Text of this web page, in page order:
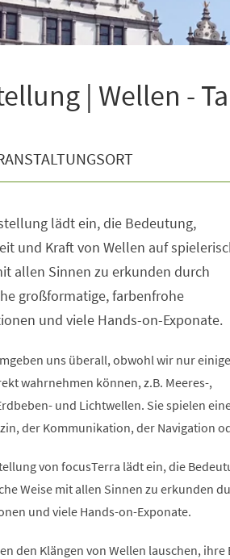
| Wellen -
lädt ein, die Bedeutung,
und Kraft von Wellen auf
allen Sinnen zu erkunden durch
großformatige, farbenfrohe
und viele Hands-on-Exponate.
uns überall, obwohl wir nur
wahrnehmen können, z.B. Meeres-,
und Lichtwellen. Sie spielen
der Kommunikation, der Navigation
von focusTerra lädt ein, die
Weise mit allen Sinnen zu erkunden
und viele Hands-on-Exponate.
den Klängen von Wellen lauschen,